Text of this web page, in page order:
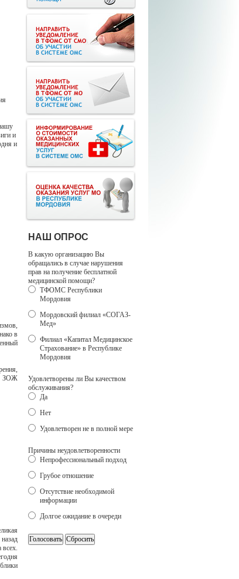
и
и
в
ЗОЖ
НАШ ОПРОС
В какую организацию Вы
обращались в случае нарушения
прав на получение бесплатной
медицинской помощи?
ТФОМС Республики
Мордовия
Мордовский филиал «СОГАЗ-
Мед»
Филиал «Капитал Медицинское
Страхование» в Республике
Мордовия
Удовлетворены ли Вы качеством
обслуживания?
Да
Нет
Удовлетворен не в полной мере
Причины неудовлетворенности
Непрофессиональный подход
Грубое отношение
Отсутствие необходимой
информации
Долгое ожидание в очереди